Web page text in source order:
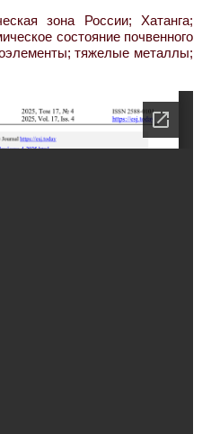
зона России; Хатанга;
состояние почвенного
тяжелые металлы;